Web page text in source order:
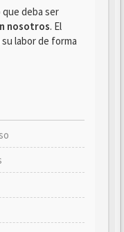
deba ser
nosotros. El
labor de forma